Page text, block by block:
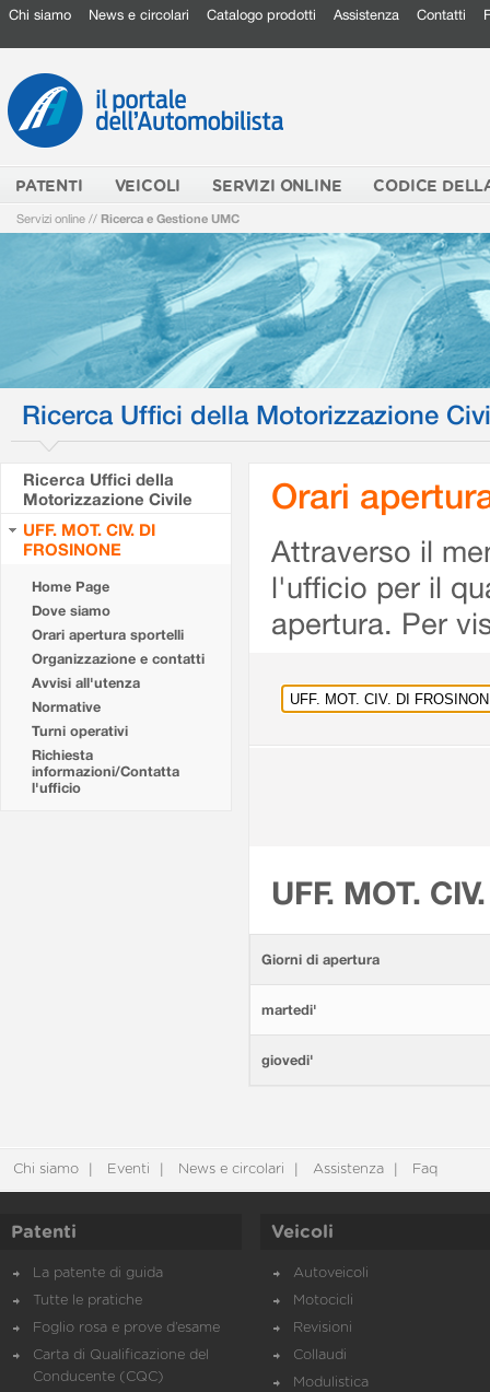
Chi siamo News e circolari Catalogo prodotti Assistenza Contatti
PATENTI VEICOLI SERVIZI ONLINE CODICE
Servizi online // Ricerca e Gestione UMC
Ricerca Uffici della Motorizzazione
Ricerca Uffici della
Motorizzazione Civile
UFF. MOT. CIV. DI
FROSINONE
Home Page
Dove siamo
Orari apertura sportelli
Organizzazione e contatti
Avvisi all'utenza
Normative
Turni operativi
Richiesta
informazioni/Contatta
l'ufficio
Orari
Attraverso il
l'ufficio per il
apertura. Per
UFF. MOT.
Giorni di apertura
martedi'
giovedi'
Chi siamo Eventi News e circolari Assistenza Faq
Patenti
La patente di guida
Tutte le pratiche
Foglio rosa e prove d’esame
Carta di Qualificazione del
Conducente (CQC)
Veicoli
Autoveicoli
Motocicli
Revisioni
Collaudi
Modulistica